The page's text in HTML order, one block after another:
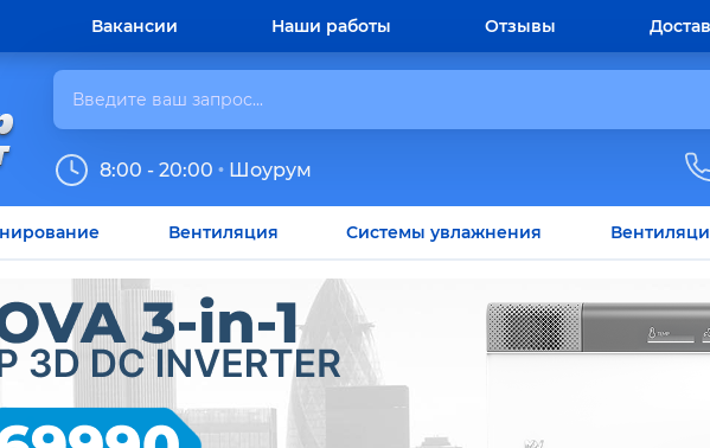
Вакансии Наши работы Отзывы
8:00 - 20:00 Шоурум
Вентиляция Системы увлажнения